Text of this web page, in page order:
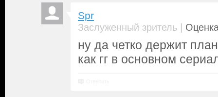
Spr
Заслуженный зритель |
ну да четко держит
как гг в основном